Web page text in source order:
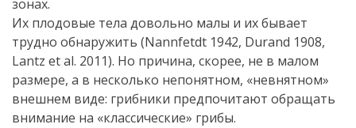
зонах.
Их плодовые тела довольно малы и их бывает
трудно обнаружить (Nannfetdt 1942, Durand 1908,
Lantz et al. 2011). Но причина, скорее, не в малом
размере, а в несколько непонятном, «невнятном»
внешнем виде: грибники предпочитают обращать
внимание на «классические» грибы.